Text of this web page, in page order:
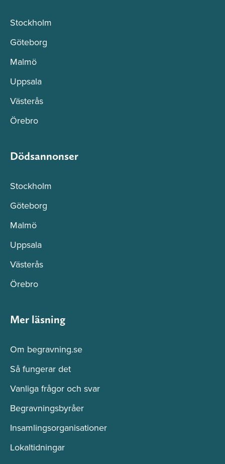
Stockholm
Göteborg
Malmö
Uppsala
Västerås
Örebro
Dödsannonser
Stockholm
Göteborg
Malmö
Uppsala
Västerås
Örebro
Mer läsning
Om begravning.se
Så fungerar det
Vanliga frågor och svar
Begravningsbyråer
Insamlingsorganisationer
Lokaltidningar